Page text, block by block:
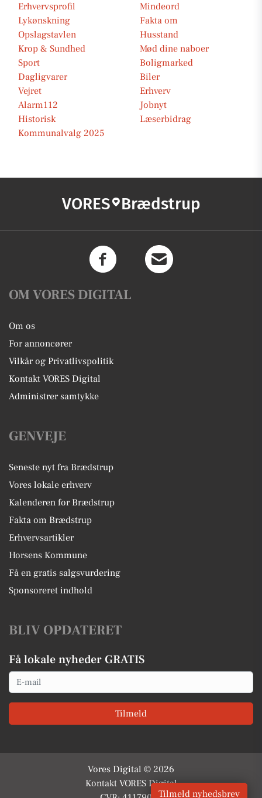
Erhvervsprofil
Mindeord
Lykønskning
Fakta om
Opslagstavlen
Husstand
Krop & Sundhed
Mød dine naboer
Sport
Boligmarked
Dagligvarer
Biler
Vejret
Erhverv
Alarm112
Jobnyt
Historisk
Læserbidrag
Kommunalvalg 2025
VORES Brædstrup
OM VORES DIGITAL
Om os
For annoncører
Vilkår og Privatlivspolitik
Kontakt VORES Digital
Administrer samtykke
GENVEJE
Seneste nyt fra Brædstrup
Vores lokale erhverv
Kalenderen for Brædstrup
Fakta om Brædstrup
Erhvervsartikler
Horsens Kommune
Få en gratis salgsvurdering
Sponsoreret indhold
BLIV OPDATERET
Få lokale nyheder GRATIS
Email
Tilmeld
Vores Digital © 2026
Kontakt VORES Digital
Tilmeld nyhedsbrev